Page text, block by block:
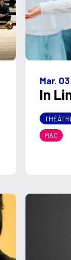
Mar.
In
MAC